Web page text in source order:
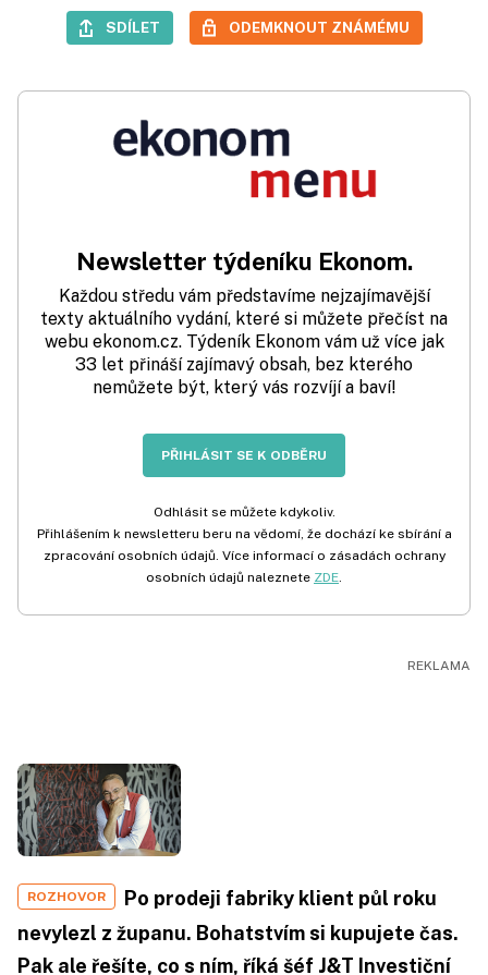
SDÍLET ODEMKNOUT ZNÁMÉMU
Newsletter týdeníku Ekonom.
Každou středu vám představíme nejzajímavější
texty aktuálního vydání, které si můžete přečíst na
webu ekonom.cz. Týdeník Ekonom vám už více jak
33 let přináší zajímavý obsah, bez kterého
nemůžete být, který vás rozvíjí a baví!
PŘIHLÁSIT SE K ODBĚRU
Odhlásit se můžete kdykoliv.
Přihlášením k newsletteru beru na vědomí, že dochází ke sbírání a
zpracování osobních údajů. Více informací o zásadách ochrany
osobních údajů naleznete ZDE.
ROZHOVOR
Po prodeji fabriky klient půl roku
nevylezl z županu. Bohatstvím si kupujete čas.
Pak ale řešíte, co s ním, říká šéf J&T Investiční